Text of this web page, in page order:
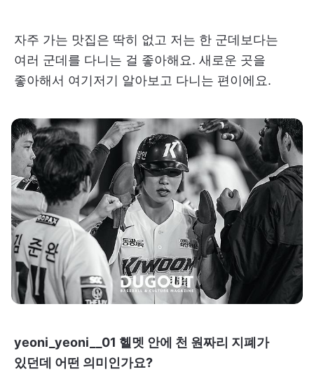
자주 가는 맛집은 딱히 없고 저는 한 군데보다는
여러 군데를 다니는 걸 좋아해요. 새로운 곳을
좋아해서 여기저기 알아보고 다니는 편이에요.
yeoni_yeoni__01 헬멧 안에 천 원짜리 지폐가
있던데 어떤 의미인가요?